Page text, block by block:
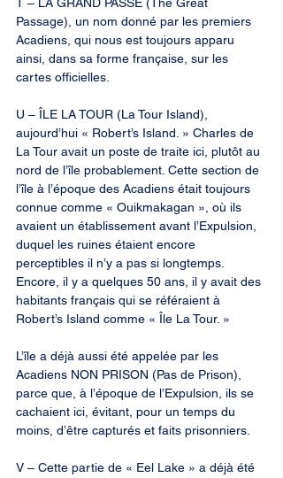
Passage), un nom donné par les premiers
Acadiens, qui nous est toujours apparu
ainsi, dans sa forme française, sur les
cartes officielles.
U – ÎLE LA TOUR (La Tour Island),
aujourd’hui « Robert’s Island. » Charles de
La Tour avait un poste de traite ici, plutôt au
nord de l’île probablement. Cette section de
l’île à l’époque des Acadiens était toujours
connue comme « Ouikmakagan », où ils
avaient un établissement avant l’Expulsion,
duquel les ruines étaient encore
perceptibles il n’y a pas si longtemps.
Encore, il y a quelques 50 ans, il y avait des
habitants français qui se référaient à
Robert’s Island comme « Île La Tour. »
L’île a déjà aussi été appelée par les
Acadiens NON PRISON (Pas de Prison),
parce que, à l’époque de l’Expulsion, ils se
cachaient ici, évitant, pour un temps du
moins, d’être capturés et faits prisonniers.
V – Cette partie de « Eel Lake » a déjà été